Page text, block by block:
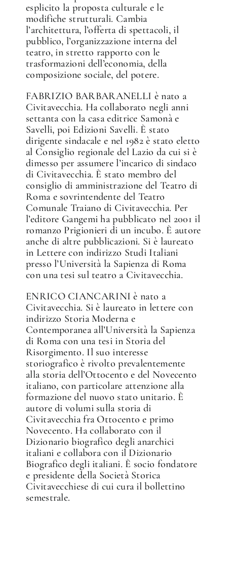
esplicito la proposta culturale e le
modifiche strutturali. Cambia
l’architettura, l’offerta di spettacoli, il
pubblico, l’organizzazione interna del
teatro, in stretto rapporto con le
trasformazioni dell’economia, della
composizione sociale, del potere.
FABRIZIO BARBARANELLI è nato a
Civitavecchia. Ha collaborato negli anni
settanta con la casa editrice Samonà e
Savelli, poi Edizioni Savelli. È stato
dirigente sindacale e nel 1982 è stato eletto
al Consiglio regionale del Lazio da cui si è
dimesso per assumere l’incarico di sindaco
di Civitavecchia. È stato membro del
consiglio di amministrazione del Teatro di
Roma e sovrintendente del Teatro
Comunale Traiano di Civitavecchia. Per
l’editore Gangemi ha pubblicato nel 2001 il
romanzo Prigionieri di un incubo. È autore
anche di altre pubblicazioni. Si è laureato
in Lettere con indirizzo Studi Italiani
presso l’Università la Sapienza di Roma
con una tesi sul teatro a Civitavecchia.
ENRICO CIANCARINI è nato a
Civitavecchia. Si è laureato in lettere con
indirizzo Storia Moderna e
Contemporanea all’Università la Sapienza
di Roma con una tesi in Storia del
Risorgimento. Il suo interesse
storiografico è rivolto prevalentemente
alla storia dell’Ottocento e del Novecento
italiano, con particolare attenzione alla
formazione del nuovo stato unitario. È
autore di volumi sulla storia di
Civitavecchia fra Ottocento e primo
Novecento. Ha collaborato con il
Dizionario biografico degli anarchici
italiani e collabora con il Dizionario
Biografico degli italiani. È socio fondatore
e presidente della Società Storica
Civitavecchiese di cui cura il bollettino
semestrale.